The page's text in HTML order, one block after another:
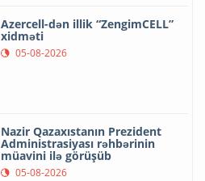
Azercell-dən illik “ZengimCELL”
xidməti
05-08-2026
Nazir Qazaxıstanın Prezident
Administrasiyası rəhbərinin
müavini ilə görüşüb
05-08-2026